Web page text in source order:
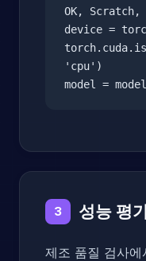
OK,
device =
'cpu')
model =
3 성능 평
제조 품질 검사